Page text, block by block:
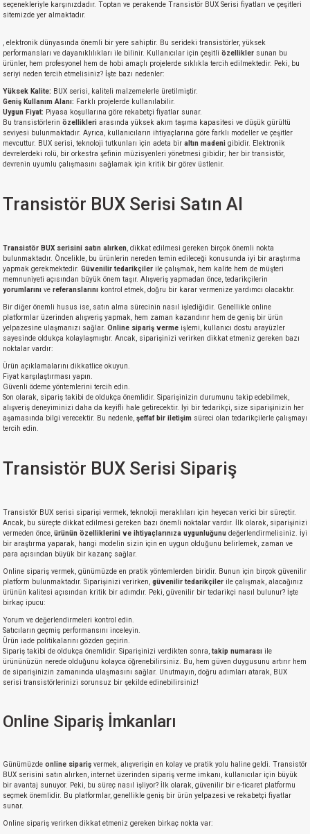
AXİAL Kondansatör
Tipi Kondansatör
Kondansatör
1206 Kılıf
402 Kılıf
4W
6W
7W
8W
9W
Kılıf
Kılıf
Kılıf
Kılıf
seçenekleriyle karşınızdadır. Toptan ve perakende Transistör BUX Serisi fiyatları ve çeşitleri
sitemizde yer almaktadır.
, elektronik dünyasında önemli bir yere sahiptir. Bu serideki transistörler, yüksek
performansları ve dayanıklılıkları ile bilinir. Kullanıcılar için çeşitli özellikler sunan bu
ürünler, hem profesyonel hem de hobi amaçlı projelerde sıklıkla tercih edilmektedir. Peki, bu
seriyi neden tercih etmelisiniz? İşte bazı nedenler:
Yüksek Kalite: BUX serisi, kaliteli malzemelerle üretilmiştir.
Geniş Kullanım Alanı: Farklı projelerde kullanılabilir.
Uygun Fiyat: Piyasa koşullarına göre rekabetçi fiyatlar sunar.
Bu transistörlerin özellikleri arasında yüksek akım taşıma kapasitesi ve düşük gürültü
seviyesi bulunmaktadır. Ayrıca, kullanıcıların ihtiyaçlarına göre farklı modeller ve çeşitler
mevcuttur. BUX serisi, teknoloji tutkunları için adeta bir altın madeni gibidir. Elektronik
devrelerdeki rolü, bir orkestra şefinin müzisyenleri yönetmesi gibidir; her bir transistör,
devrenin uyumlu çalışmasını sağlamak için kritik bir görev üstlenir.
Transistör BUX Serisi Satın Al
Transistör BUX serisini satın alırken, dikkat edilmesi gereken birçok önemli nokta
bulunmaktadır. Öncelikle, bu ürünlerin nereden temin edileceği konusunda iyi bir araştırma
yapmak gerekmektedir. Güvenilir tedarikçiler ile çalışmak, hem kalite hem de müşteri
memnuniyeti açısından büyük önem taşır. Alışveriş yapmadan önce, tedarikçilerin
yorumlarını ve referanslarını kontrol etmek, doğru bir karar vermenize yardımcı olacaktır.
Bir diğer önemli husus ise, satın alma sürecinin nasıl işlediğidir. Genellikle online
platformlar üzerinden alışveriş yapmak, hem zaman kazandırır hem de geniş bir ürün
yelpazesine ulaşmanızı sağlar. Online sipariş verme işlemi, kullanıcı dostu arayüzler
sayesinde oldukça kolaylaşmıştır. Ancak, siparişinizi verirken dikkat etmeniz gereken bazı
noktalar vardır:
Ürün açıklamalarını dikkatlice okuyun.
Fiyat karşılaştırması yapın.
Güvenli ödeme yöntemlerini tercih edin.
Son olarak, sipariş takibi de oldukça önemlidir. Siparişinizin durumunu takip edebilmek,
alışveriş deneyiminizi daha da keyifli hale getirecektir. İyi bir tedarikçi, size siparişinizin her
aşamasında bilgi verecektir. Bu nedenle, şeffaf bir iletişim süreci olan tedarikçilerle çalışmayı
tercih edin.
Transistör BUX Serisi Sipariş
Transistör BUX serisi siparişi vermek, teknoloji meraklıları için heyecan verici bir süreçtir.
Ancak, bu süreçte dikkat edilmesi gereken bazı önemli noktalar vardır. İlk olarak, siparişinizi
vermeden önce, ürünün özelliklerini ve ihtiyaçlarınıza uygunluğunu değerlendirmelisiniz. İyi
bir araştırma yaparak, hangi modelin sizin için en uygun olduğunu belirlemek, zaman ve
para açısından büyük bir kazanç sağlar.
Online sipariş vermek, günümüzde en pratik yöntemlerden biridir. Bunun için birçok güvenilir
platform bulunmaktadır. Siparişinizi verirken, güvenilir tedarikçiler ile çalışmak, alacağınız
ürünün kalitesi açısından kritik bir adımdır. Peki, güvenilir bir tedarikçi nasıl bulunur? İşte
birkaç ipucu:
Yorum ve değerlendirmeleri kontrol edin.
Satıcıların geçmiş performansını inceleyin.
Ürün iade politikalarını gözden geçirin.
Sipariş takibi de oldukça önemlidir. Siparişinizi verdikten sonra, takip numarası ile
ürününüzün nerede olduğunu kolayca öğrenebilirsiniz. Bu, hem güven duygusunu artırır hem
de siparişinizin zamanında ulaşmasını sağlar. Unutmayın, doğru adımları atarak, BUX
serisi transistörlerinizi sorunsuz bir şekilde edinebilirsiniz!
Online Sipariş İmkanları
Günümüzde online sipariş vermek, alışverişin en kolay ve pratik yolu haline geldi. Transistör
BUX serisini satın alırken, internet üzerinden sipariş verme imkanı, kullanıcılar için büyük
bir avantaj sunuyor. Peki, bu süreç nasıl işliyor? İlk olarak, güvenilir bir e-ticaret platformu
seçmek önemlidir. Bu platformlar, genellikle geniş bir ürün yelpazesi ve rekabetçi fiyatlar
sunar.
Online sipariş verirken dikkat etmeniz gereken birkaç nokta var: